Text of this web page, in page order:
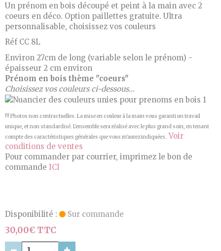
Un prénom en bois découpé et peint à la main avec 2
coeurs en déco. Option paillettes gratuite. Ultra
personnalisable, choisissez vos couleurs
Réf CC 8L
Environ 27cm de long (variable selon le prénom) -
épaisseur 2 cm environ
Prénom en bois thème "coeurs"
Choisissez vos couleurs ci-dessous...
!!! Photos non contractuelles. La mise en couleur à la main vous garanti un travail
unique, et non standardisé. L'ensemble sera réalisé avec le plus grand soin, en tenant
compte des caractéristiques générales que vous m'aurez indiquées. Voir
conditions de ventes
Pour commander par courrier, imprimez le bon de
commande ICI
Disponibilité : Sur commande
30,00€ TTC